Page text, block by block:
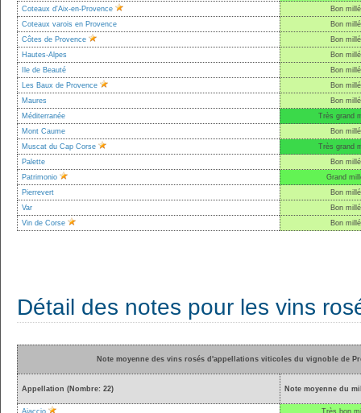
Coteaux d'Aix-en-Provence
Bon
Coteaux varois en Provence
Bon
Côtes de Provence
Bon
Hautes-Alpes
Bon
Ile de Beauté
Bon
Les Baux de Provence
Bon
Maures
Bon
Méditerranée
Très grand
Mont Caume
Bon
Muscat du Cap Corse
Très grand
Palette
Bon
Patrimonio
Grand
Pierrevert
Bon
Var
Bon
Vin de Corse
Bon
Détail des notes pour les vins
Note moyenne des vins rosés d'appellations viticoles du vignoble de
Appellation (Nombre: 22) Note moyenne du
Ajaccio Très bon